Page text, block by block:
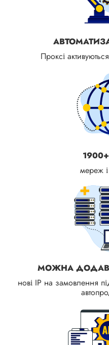
Проксі
мереж
МОЖНА
нові IP на замовлення